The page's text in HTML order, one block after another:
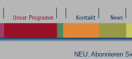
NEU: Abonnieren